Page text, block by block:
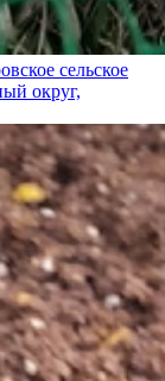
сельское
округ,